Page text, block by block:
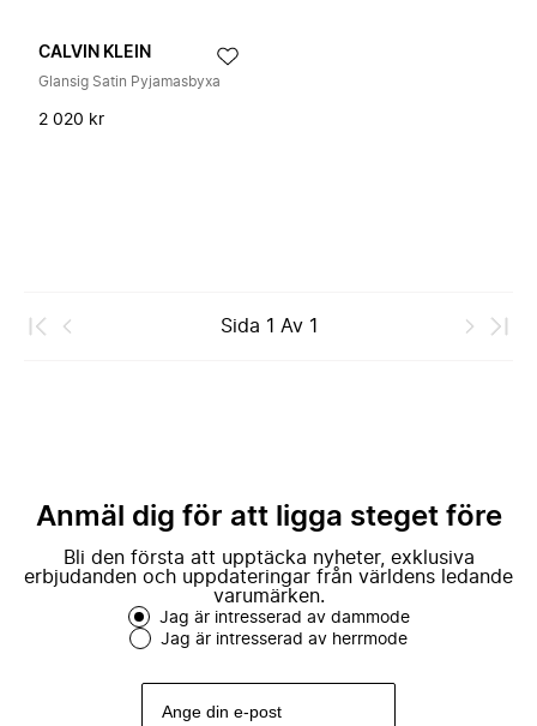
CALVIN KLEIN
Glansig Satin Pyjamasbyxa
2 020 kr
Sida 1 Av 1
Anmäl dig för att ligga steget före
Bli den första att upptäcka nyheter, exklusiva
erbjudanden och uppdateringar från världens ledande
varumärken.
Jag är intresserad av dammode
Jag är intresserad av herrmode